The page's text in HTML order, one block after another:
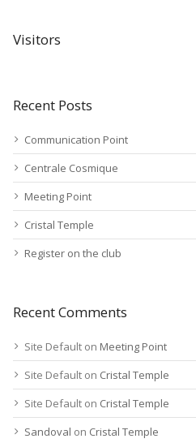
Visitors
Recent Posts
Communication Point
Centrale Cosmique
Meeting Point
Cristal Temple
Register on the club
Recent Comments
Site Default on Meeting Point
Site Default on Cristal Temple
Site Default on Cristal Temple
Sandoval on Cristal Temple